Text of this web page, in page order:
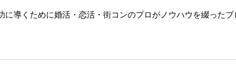
導くために婚活・恋活・街コンのプロがノウハウを綴った